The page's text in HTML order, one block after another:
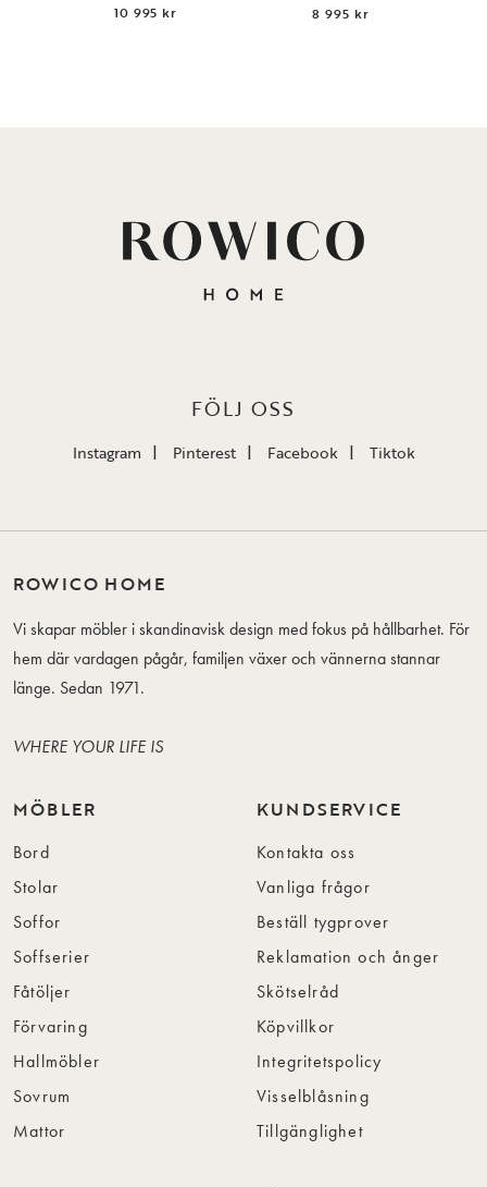
10 995 kr 8 995 kr
FÖLJ OSS
Instagram Pinterest Facebook Tiktok
ROWICO HOME
Vi skapar möbler i skandinavisk design med fokus på hållbarhet. För
hem där vardagen pågår, familjen växer och vännerna stannar
länge. Sedan 1971.
WHERE YOUR LIFE IS
MÖBLER
Bord
Stolar
Soffor
Soffserier
Fåtöljer
Förvaring
Hallmöbler
Sovrum
Mattor
KUNDSERVICE
Kontakta oss
Vanliga frågor
Beställ tygprover
Reklamation och ånger
Skötselråd
Köpvillkor
Integritetspolicy
Visselblåsning
Tillgänglighet